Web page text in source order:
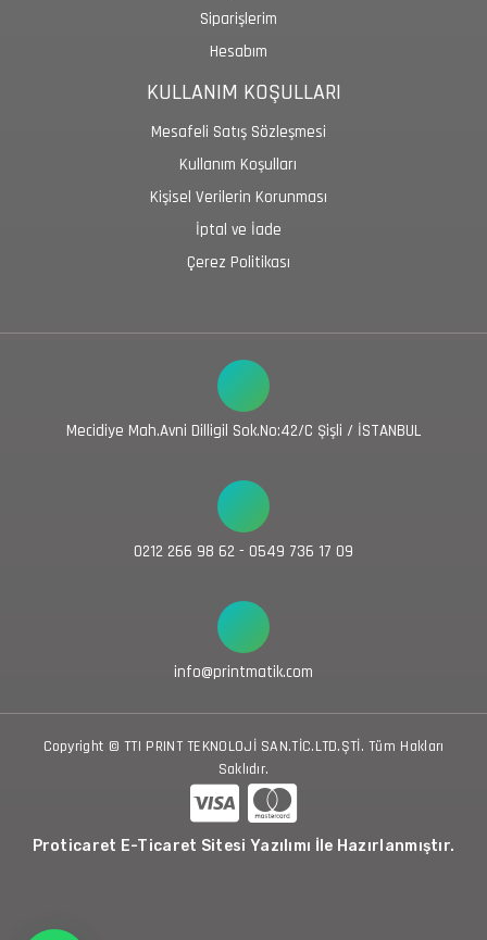
Siparişlerim
Hesabım
KULLANIM KOŞULLARI
Mesafeli Satış Sözleşmesi
Kullanım Koşulları
Kişisel Verilerin Korunması
İptal ve İade
Çerez Politikası
Mecidiye Mah.Avni Dilligil Sok.No:42/C Şişli / İSTANBUL
0212 266 98 62 - 0549 736 17 09
info@printmatik.com
Copyright © TTI PRINT TEKNOLOJİ SAN.TİC.LTD.ŞTİ. Tüm Hakları
Saklıdır.
Proticaret E-Ticaret Sitesi Yazılımı İle Hazırlanmıştır.